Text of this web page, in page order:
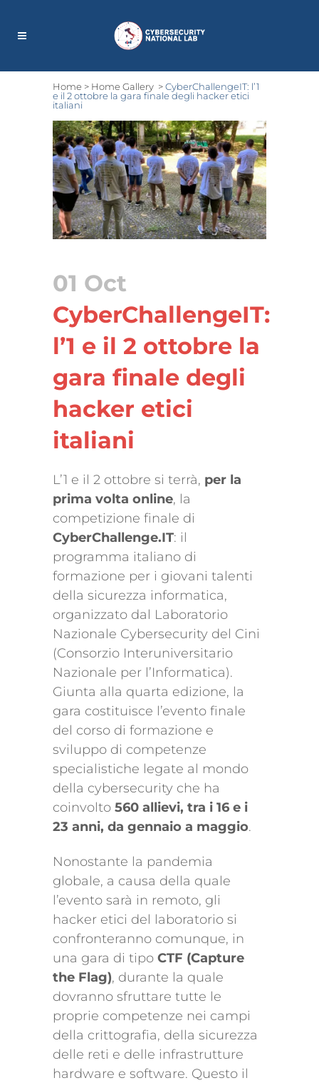
Home > Home Gallery >CyberChallengeIT: l’1
e il 2 ottobre la gara finale degli hacker etici
italiani
01 Oct
CyberChallengeIT:
l’1 e il 2 ottobre la
gara finale degli
hacker etici
italiani
L’1 e il 2 ottobre si terrà, per la
prima volta online, la
competizione finale di
CyberChallenge.IT: il
programma italiano di
formazione per i giovani talenti
della sicurezza informatica,
organizzato dal Laboratorio
Nazionale Cybersecurity del Cini
(Consorzio Interuniversitario
Nazionale per l’Informatica).
Giunta alla quarta edizione, la
gara costituisce l’evento finale
del corso di formazione e
sviluppo di competenze
specialistiche legate al mondo
della cybersecurity che ha
coinvolto 560 allievi, tra i 16 e i
23 anni, da gennaio a maggio.
Nonostante la pandemia
globale, a causa della quale
l’evento sarà in remoto, gli
hacker etici del laboratorio si
confronteranno comunque, in
una gara di tipo CTF (Capture
the Flag), durante la quale
dovranno sfruttare tutte le
proprie competenze nei campi
della crittografia, della sicurezza
delle reti e delle infrastrutture
hardware e software. Questo il